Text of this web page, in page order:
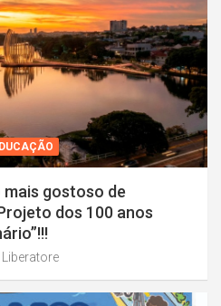
gostoso de
dos 100 anos
Liberatore